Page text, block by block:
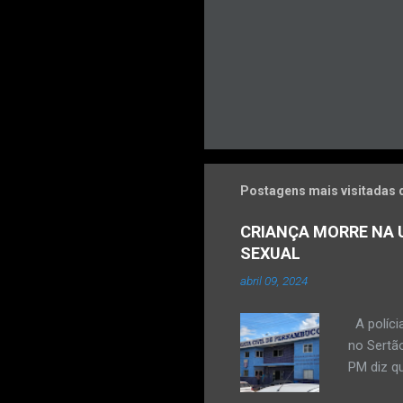
Postagens mais visitadas
CRIANÇA MORRE NA
SEXUAL
abril 09, 2024
A
no
PM diz